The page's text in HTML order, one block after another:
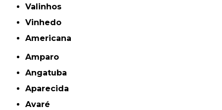
Valinhos
Vinhedo
americana
Amparo
Angatuba
Aparecida
Avaré